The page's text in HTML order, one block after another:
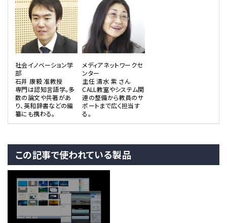
社会イノベーション学
部
石井 康毅 准教授
専門は認知言語学。多
数の論文や共著があ
り、英和辞書などの編
纂にも携わる。
メディアネットワークセ
ンター
主任 清水 紫 さん
CALL教室やシステム関
連の整備から教員のサ
ポートまで広く担当す
る。
この記事で使われている製品